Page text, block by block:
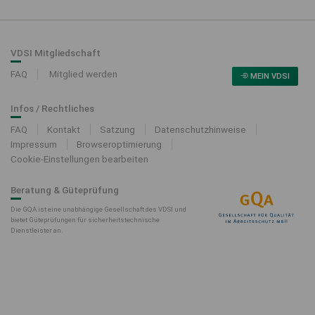
VDSI Mitgliedschaft
MEIN VDSI
FAQ Mitglied werden
Infos / Rechtliches
FAQ
Kontakt Satzung
Datenschutzhinweise
Impressum
Browseroptimierung
Cookie-Einstellungen bearbeiten
Beratung & Güteprüfung
Die GQA ist eine unabhängige Gesellschaft des VDSI und
bietet Güteprüfungen für sicherheitstechnische
Dienstleister an.